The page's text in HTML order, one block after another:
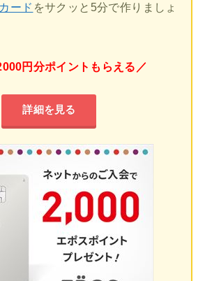
ード をサクッと5分で作りましょ
円分ポイントもらえる／
詳細を見る